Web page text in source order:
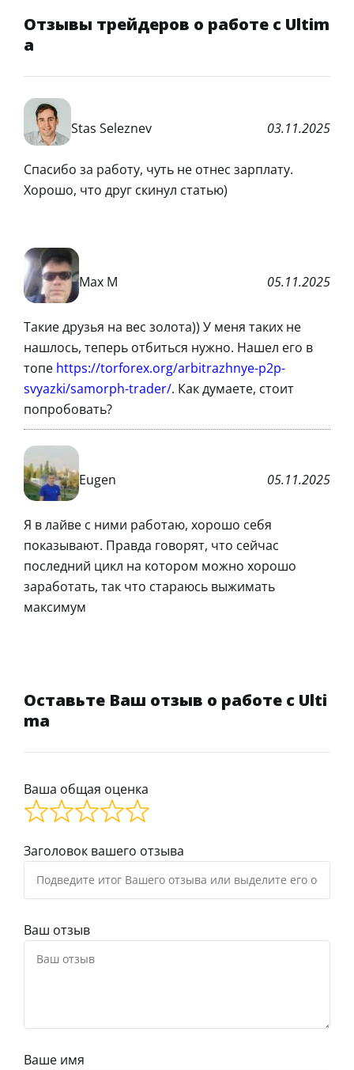
Отзывы трейдеров о работе с Ultim
a
Stas Seleznev 03.11.2025
Спасибо за работу, чуть не отнес зарплату.
Хорошо, что друг скинул статью)
Max M 05.11.2025
Такие друзья на вес золота)) У меня таких не
нашлось, теперь отбиться нужно. Нашел его в
топе https://torforex.org/arbitrazhnye-p2p-
svyazki/samorph-trader/. Как думаете, стоит
попробовать?
Eugen 05.11.2025
Я в лайве с ними работаю, хорошо себя
показывают. Правда говорят, что сейчас
последний цикл на котором можно хорошо
заработать, так что стараюсь выжимать
максимум
Оставьте Ваш отзыв о работе с Ulti
ma
Ваша общая оценка
Заголовок вашего отзыва
Ваш отзыв
Ваше имя